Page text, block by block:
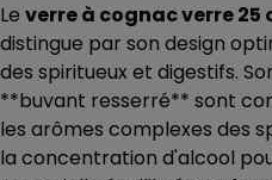
Le verre à cognac verre
distingue par son design
des spiritueux et digestifs.
**buvant resserré** sont
les arômes complexes des
la concentration d'alcool